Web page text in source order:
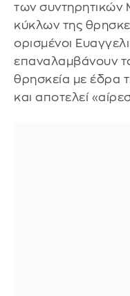
των
κύκλων της
ορισμένοι
επαναλαμβάνουν
θρησκεία με έδρα
και αποτελεί